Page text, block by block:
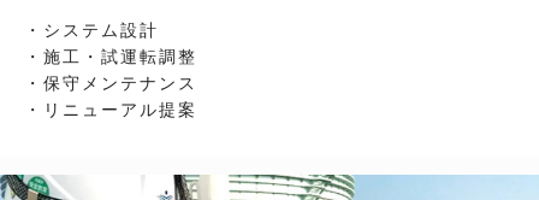
・システム設計
・施工・試運転調整
・保守メンテナンス
・リニューアル提案